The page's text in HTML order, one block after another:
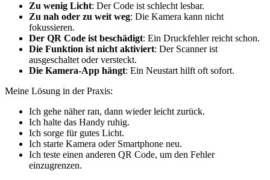
Zu wenig Licht: Der Code ist schlecht lesbar.
Zu nah oder zu weit weg: Die Kamera kann nicht
fokussieren.
Der QR Code ist beschädigt: Ein Druckfehler reicht schon.
Die Funktion ist nicht aktiviert: Der Scanner ist
ausgeschaltet oder versteckt.
Die Kamera-App hängt: Ein Neustart hilft oft sofort.
Meine Lösung in der Praxis:
Ich gehe näher ran, dann wieder leicht zurück.
Ich halte das Handy ruhig.
Ich sorge für gutes Licht.
Ich starte Kamera oder Smartphone neu.
Ich teste einen anderen QR Code, um den Fehler
einzugrenzen.